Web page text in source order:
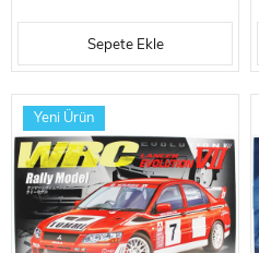
OTOMOBIL PLASTIK MODEL
KITI
Sepete Ekle
Yeni Ürün